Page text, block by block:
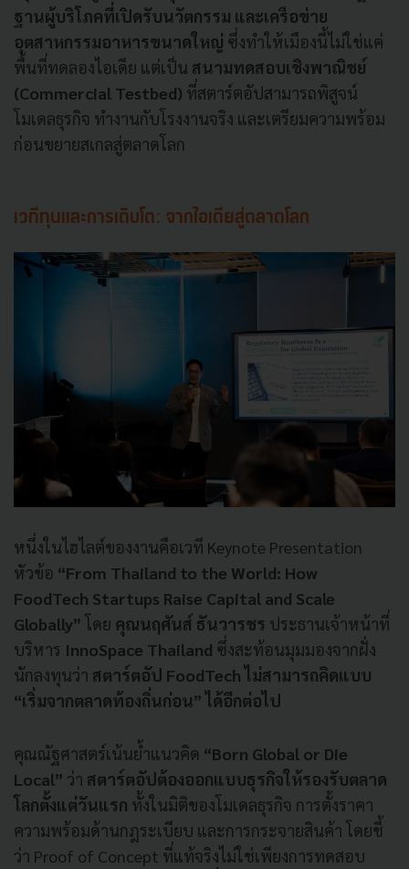
ฐานผู้บริโภคที่เปิดรับนวัตกรรม และเครือข่าย
อุตสาหกรรมอาหารขนาดใหญ่ ซึ่งทำให้เมืองนี้ไม่ใช่แค่
พื้นที่ทดลองไอเดีย แต่เป็น สนามทดสอบเชิงพาณิชย์
(Commercial Testbed) ที่สตาร์ตอัปสามารถพิสูจน์
โมเดลธุรกิจ ทำงานกับโรงงานจริง และเตรียมความพร้อม
ก่อนขยายสเกลสู่ตลาดโลก
เวทีทุนและการเติบโต: จากไอเดียสู่ตลาดโลก
หนึ่งในไฮไลต์ของงานคือเวที Keynote Presentation
หัวข้อ “From Thailand to the World: How
FoodTech Startups Raise Capital and Scale
Globally” โดย คุณนฤศันส์ ธันวารชร ประธานเจ้าหน้าที่
บริหาร InnoSpace Thailand ซึ่งสะท้อนมุมมองจากฝั่ง
นักลงทุนว่า สตาร์ตอัป FoodTech ไม่สามารถคิดแบบ
“เริ่มจากตลาดท้องถิ่นก่อน” ได้อีกต่อไป
คุณณัฐศาสตร์เน้นย้ำแนวคิด “Born Global or Die
Local” ว่า สตาร์ตอัปต้องออกแบบธุรกิจให้รองรับตลาด
โลกตั้งแต่วันแรก ทั้งในมิติของโมเดลธุรกิจ การตั้งราคา
ความพร้อมด้านกฎระเบียบ และการกระจายสินค้า โดยชี้
ว่า Proof of Concept ที่แท้จริงไม่ใช่เพียงการทดสอบ